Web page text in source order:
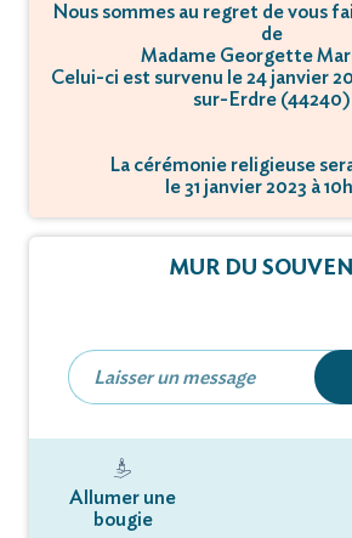
Nous sommes au regret de vous
de
Madame Georgette
Celui-ci est survenu le 24 janvier
sur-Erdre (44240)
La cérémonie religieuse
le 31 janvier 2023 à
le 31 janvier 2023 à
MUR DU
Allumer une
bougie